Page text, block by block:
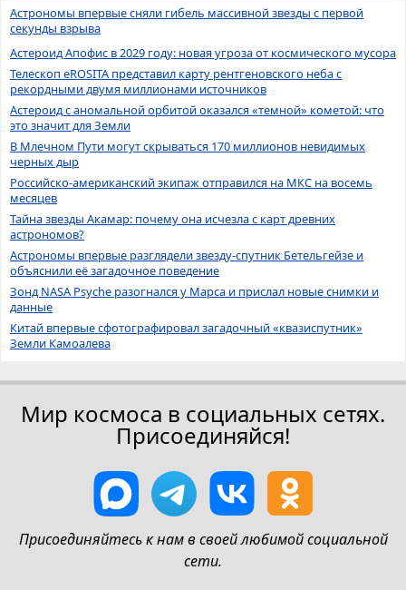
Астрономы впервые сняли гибель массивной звезды с первой
секунды взрыва
Астероид Апофис в 2029 году: новая угроза от космического мусора
Телескоп eROSITA представил карту рентгеновского неба с
рекордными двумя миллионами источников
Астероид с аномальной орбитой оказался «темной» кометой: что
это значит для Земли
В Млечном Пути могут скрываться 170 миллионов невидимых
черных дыр
Российско-американский экипаж отправился на МКС на восемь
месяцев
Тайна звезды Акамар: почему она исчезла с карт древних
астрономов?
Астрономы впервые разглядели звезду-спутник Бетельгейзе и
объяснили её загадочное поведение
Зонд NASA Psyche разогнался у Марса и прислал новые снимки и
данные
Китай впервые сфотографировал загадочный «квазиспутник»
Земли Камоалева
Мир космоса в социальных сетях.
Присоединяйся!
Присоединяйтесь к нам в своей любимой социальной
сети.